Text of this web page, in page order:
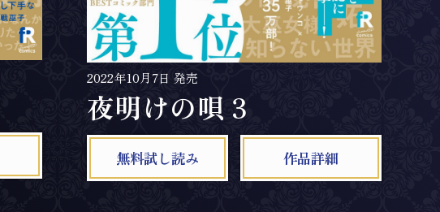
2022年10月7日 発売
夜明けの唄 3
無料試し読み 作品詳細